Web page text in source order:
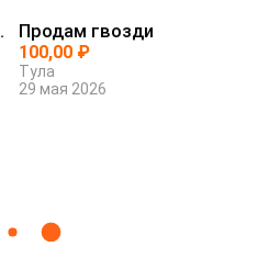
Продам гвозди
100,00 ₽
Тула
29 мая 2026